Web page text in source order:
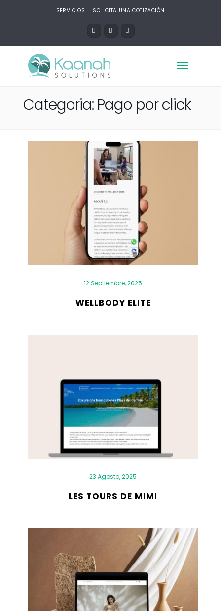
SERVICIOS SOLICITA UNA COTIZACIÓN
Categoria: Pago por click
12 Septiembre, 2025
WELLBODY ELITE
23 Agosto, 2025
LES TOURS DE MIMI